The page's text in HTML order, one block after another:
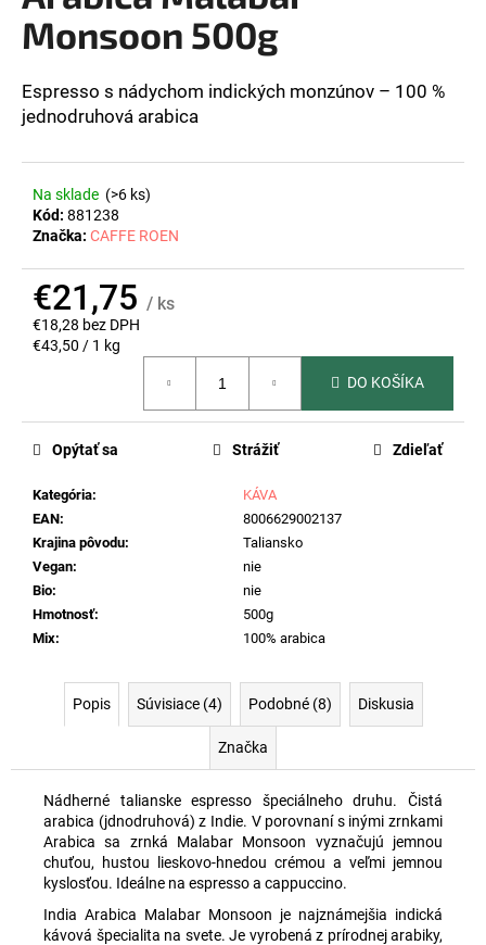
5
hviezdičiek.
Monsoon 500g
Espresso s nádychom indických monzúnov – 100 %
jednodruhová arabica
Na sklade (>6 ks)
Kód: 881238
Značka: CAFFE ROEN
€21,75 / ks
€18,28 bez DPH
Jednotková
€43,50 / 1 kg
DO KOŠÍKA
Kategória:
KÁVA
EAN:
8006629002137
Krajina pôvodu:
Taliansko
Vegan:
nie
Bio:
nie
Hmotnosť:
500g
Mix: 100% arabica
Opýtať sa Strážiť Zdieľať
Popis Súvisiace (4) Podobné (8) Diskusia
Značka
Nádherné talianske espresso špeciálneho druhu. Čistá
arabica (jdnodruhová) z Indie. V porovnaní s inými zrnkami
Arabica sa zrnká Malabar Monsoon vyznačujú
jemnou
chuťou, hustou lieskovo-hnedou crémou a veľmi jemnou
kyslosťou. Ideálne na espresso a cappuccino.
India Arabica Malabar Monsoon je najznámejšia indická
kávová špecialita na svete. Je vyrobená z prírodnej arabiky,
á
j
s
ť
O
o
a
m
e
LUNARIA
MBETTATA
€12,25